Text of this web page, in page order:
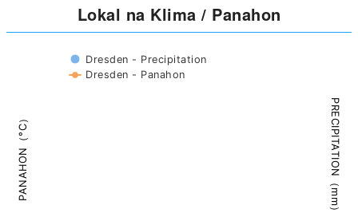
Lokal na Klima / Panahon
PANAHON（°C） PRECIPITATION（mm）
Dresden - Precipitation
Dresden - Panahon